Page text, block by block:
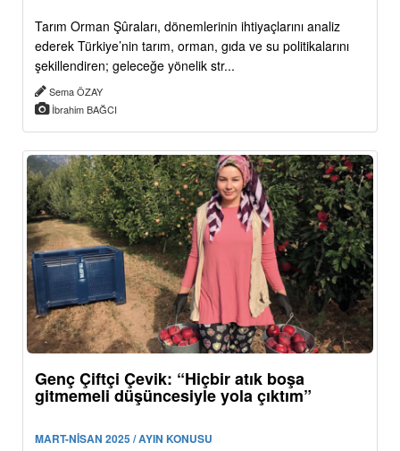
Tarım Orman Şûraları, dönemlerinin ihtiyaçlarını analiz
ederek Türkiye’nin tarım, orman, gıda ve su politikalarını
şekillendiren; geleceğe yönelik str...
Sema ÖZAY
İbrahim BAĞCI
Genç Çiftçi Çevik: “Hiçbir atık boşa
gitmemeli düşüncesiyle yola çıktım”
MART-NİSAN 2025 / AYIN KONUSU